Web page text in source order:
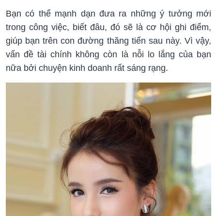
Bạn có thể mạnh dạn đưa ra những ý tưởng mới
trong công việc, biết đâu, đó sẽ là cơ hội ghi điểm,
giúp bạn trên con đường thăng tiến sau này. Vì vậy,
vấn đề tài chính không còn là nỗi lo lắng của bạn
nữa bởi chuyện kinh doanh rất sáng rạng.